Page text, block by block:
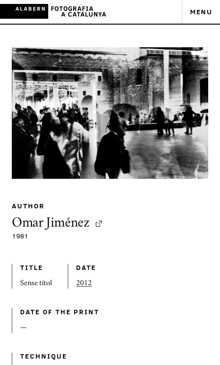
MENU
AUTHOR
Omar Jiménez
1981
TITLE
Sense títol
DATE
2012
DATE OF THE PRINT
—
TECHNIQUE